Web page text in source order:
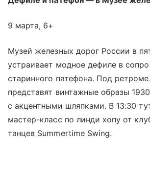
9 марта, 6+
Музей железных дорог России в
устраивает модное дефиле в
старинного патефона. Под
представят винтажные образы
с акцентными шляпками. В 13:30
мастер-класс по линди хопу от
танцев Summertime Swing.